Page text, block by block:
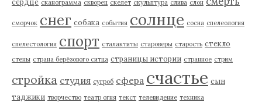
сканограмма скворец скелет скульптура слива слон
сморчок снег собака события солнце сосна спелеология
спелестология спорт сталактиты староверы старость стекло
стены страна берёзового ситца страницы истории странное стрим
стройка студия сугроб сфера счастье сын
таджики творчество театр огня текст телевидение техника